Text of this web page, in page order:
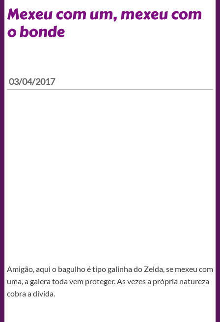
Mexeu com um, mexeu com
o bonde
03/04/2017
Amigão, aqui o bagulho é tipo galinha do Zelda, se mexeu com
uma, a galera toda vem proteger. As vezes a própria natureza
cobra a dívida.